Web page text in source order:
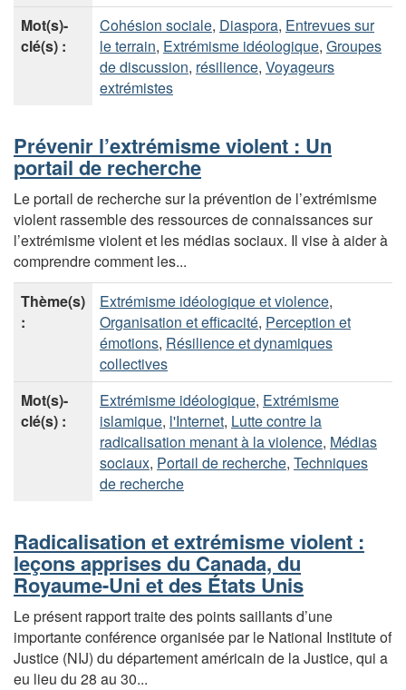
Mot(s)-
clé(s) :
Cohésion sociale, Diaspora, Entrevues sur
le terrain, Extrémisme idéologique, Groupes
de discussion, résilience, Voyageurs
extrémistes
Prévenir l’extrémisme violent : Un
portail de recherche
Le portail de recherche sur la prévention de l’extrémisme
violent rassemble des ressources de connaissances sur
l’extrémisme violent et les médias sociaux. Il vise à aider à
comprendre comment les...
Thème(s)
:
Extrémisme idéologique et violence,
Organisation et efficacité, Perception et
émotions, Résilience et dynamiques
collectives
Mot(s)-
clé(s) :
Extrémisme idéologique, Extrémisme
islamique, l'Internet, Lutte contre la
radicalisation menant à la violence, Médias
sociaux, Portail de recherche, Techniques
de recherche
Radicalisation et extrémisme violent :
leçons apprises du Canada, du
Royaume-Uni et des États Unis
Le présent rapport traite des points saillants d’une
importante conférence organisée par le National Institute of
Justice (NIJ) du département américain de la Justice, qui a
eu lieu du 28 au 30...